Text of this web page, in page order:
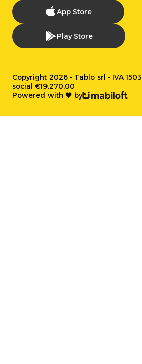
App Store
Play Store
Copyright 2026 - Tablo srl - IVA
social €19.270,00
Powered with 🖤 by